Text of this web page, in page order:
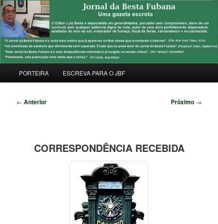
Pular
para
o
conteúdo
principalJORNAL DA BESTA FUBANA
Uma Gazeta Escrota
principal
PORTEIRA ESCREVA PARA O JBF
Navegação
← Anterior Próximo →
CORRESPONDÊNCIA RECEBIDA